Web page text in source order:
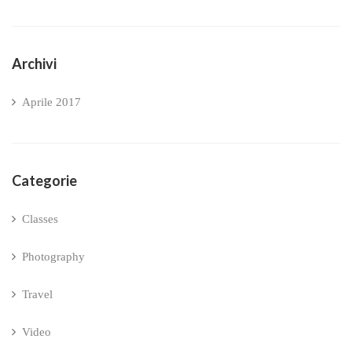
Archivi
Aprile 2017
Categorie
Classes
Photography
Travel
Video